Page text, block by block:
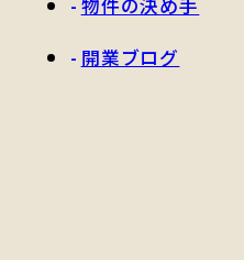
開業ブログ